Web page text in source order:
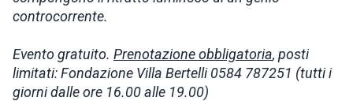
controcorrente.
Evento gratuito. Prenotazione obbligatoria, posti
limitati: Fondazione Villa Bertelli 0584 787251 (tutti i
giorni dalle ore 16.00 alle 19.00)